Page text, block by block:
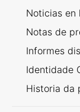
Noticias en
Notas de
Informes
Identidade
Historia da